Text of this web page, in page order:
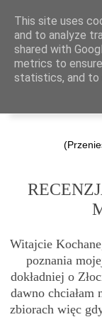
Witajcie
poznania
dokładniej o
dawno
zbiorach więc
This site uses
and to analyze
shared with
metrics to
statistics, and to